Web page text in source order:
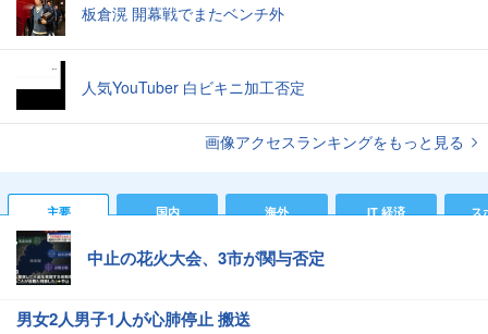
板倉滉 開幕戦でまたベンチ外
人気YouTuber 白ビキニ加工否定
画像アクセスランキングをもっと見る
主要 国内 海外 IT 経済 ス
中止の花火大会、3市が関与否定
男女2人男子1人が心肺停止 搬送